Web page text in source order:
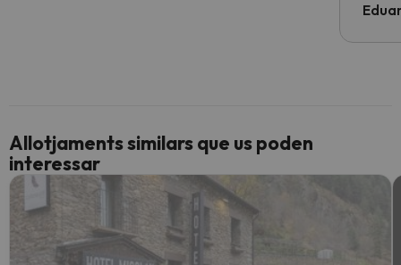
Allotjaments similars que us poden
interessar